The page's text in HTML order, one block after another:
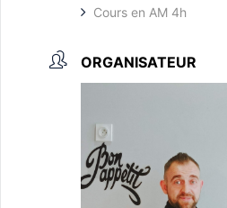
Cours en AM 4h
ORGANISATEUR